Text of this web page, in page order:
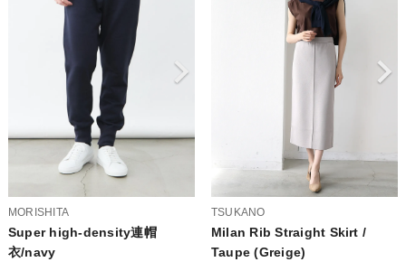
MORISHITA
Super high-density連帽
衣/navy
TSUKANO
Milan Rib Straight Skirt /
Taupe (Greige)